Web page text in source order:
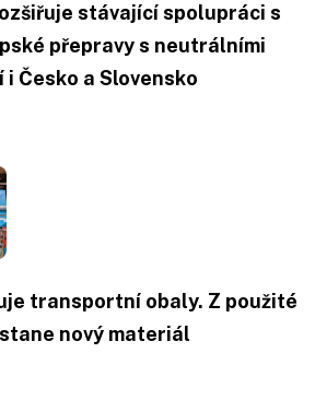
stávající spolupráci s
přepravy s neutrálními
Česko a Slovensko
transportní obaly. Z použité
nový materiál